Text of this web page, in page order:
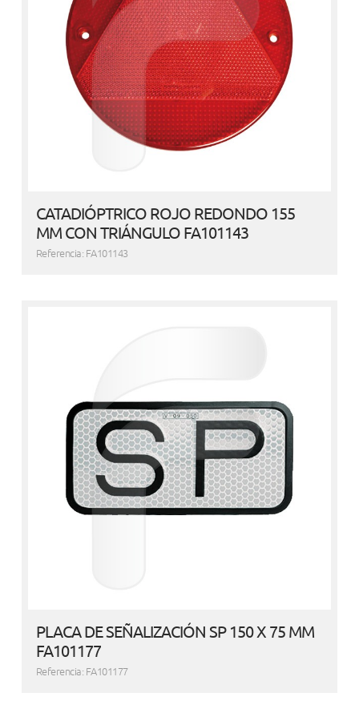
CATADIÓPTRICO ROJO REDONDO 155
MM CON TRIÁNGULO FA101143
Referencia: FA101143
PLACA DE SEÑALIZACIÓN SP 150 X 75 MM
FA101177
Referencia: FA101177